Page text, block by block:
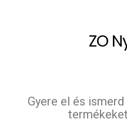
ZO
Gyere el és